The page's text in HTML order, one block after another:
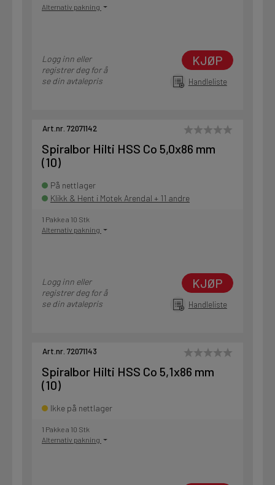
Alternativ pakning
Logg inn eller
registrer deg for å
se din avtalepris
KJØP
Handleliste
Art.nr. 72071142
Spiralbor Hilti HSS Co 5,0x86 mm
(10)
På nettlager
Klikk & Hent i Motek Arendal + 11 andre
1 Pakke a 10 Stk
Alternativ pakning
Logg inn eller
registrer deg for å
se din avtalepris
KJØP
Handleliste
Art.nr. 72071143
Spiralbor Hilti HSS Co 5,1x86 mm
(10)
Ikke på nettlager
1 Pakke a 10 Stk
Alternativ pakning